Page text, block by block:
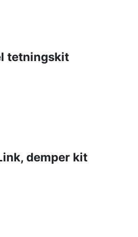
tetningskit
demper kit